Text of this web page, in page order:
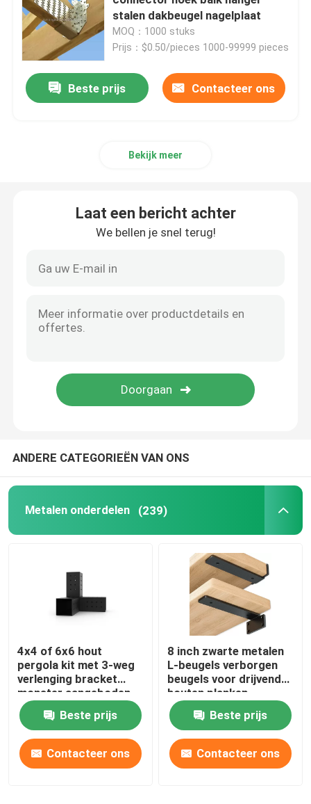
Aangepaste metalen beugels
Hardware voor metalen rekken
Metalen houten aansluitingen
stalen dakbeugel nagelplaat
MOQ：1000 stuks
Prijs：$0.50/pieces 1000-99999 pieces
Beste prijs Contacteer ons
Bekijk meer
Laat een bericht achter
We bellen je snel terug!
ANDERE CATEGORIEËN VAN ONS
Metalen onderdelen (239)
4x4 of 6x6 hout
pergola kit met 3-weg
verlenging bracket
monster aangeboden
Beste prijs
Contacteer ons
8 inch zwarte metalen
L-beugels verborgen
beugels voor drijvende
houten planken
Tolerantie 0.02
Beste prijs
Contacteer ons